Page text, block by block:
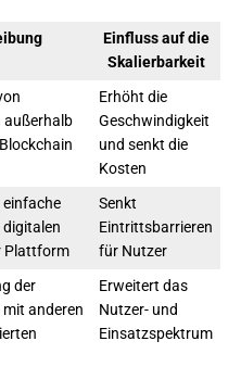
Einfluss auf die
Skalierbarkeit
außerhalb
Erhöht die
Geschwindigkeit
und senkt die
Kosten
einfache
digitalen
Plattform
Senkt
Eintrittsbarrieren
für Nutzer
der
anderen
Erweitert das
Nutzer- und
Einsatzspektrum